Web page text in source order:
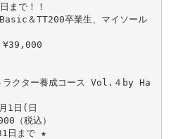
まで！！
＆TT200卒業生、マイソール
¥39,000
ラクター養成コース Vol.４by Ha
1日(日
（税込）
日まで ★